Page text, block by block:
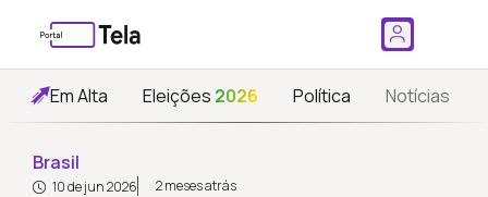
Em Alta Eleições 2026 Política Notícias
Brasil
10 de jun 2026 2 meses atrás